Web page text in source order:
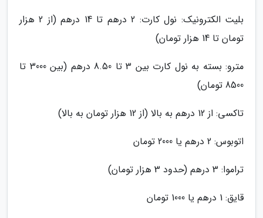
بلیت الکترونیک: نول کارت: 2 درهم تا 14 درهم (از 2 هزار
تومان تا 14 هزار تومان)
مترو: بسته به نول کارت بین 3 تا 8.50 درهم (بین 3000 تا
8500 تومان)
تاکسی: از 12 درهم به بالا (از 12 هزار تومان به بالا)
اتوبوس: 2 درهم یا 2000 تومان
تراموا: 3 درهم (حدود 3 هزار تومان)
قایق: 1 درهم یا 1000 تومان